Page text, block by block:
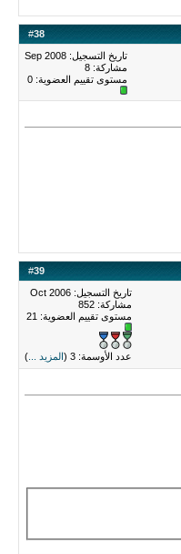
#38
تاريخ التسجيل: Sep 2008
مشاركة: 8
مستوى تقييم العضوية: 0
#39
تاريخ التسجيل: Oct 2006
مشاركة: 852
مستوى تقييم العضوية: 21
عدد الأوسمة: 3 ( المزيد ... )